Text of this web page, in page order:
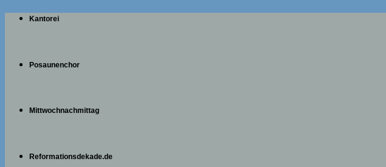
Kantorei
Posaunenchor
Mittwochnachmittag
Reformationsdekade.de